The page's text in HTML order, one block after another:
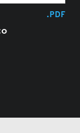
.PDF